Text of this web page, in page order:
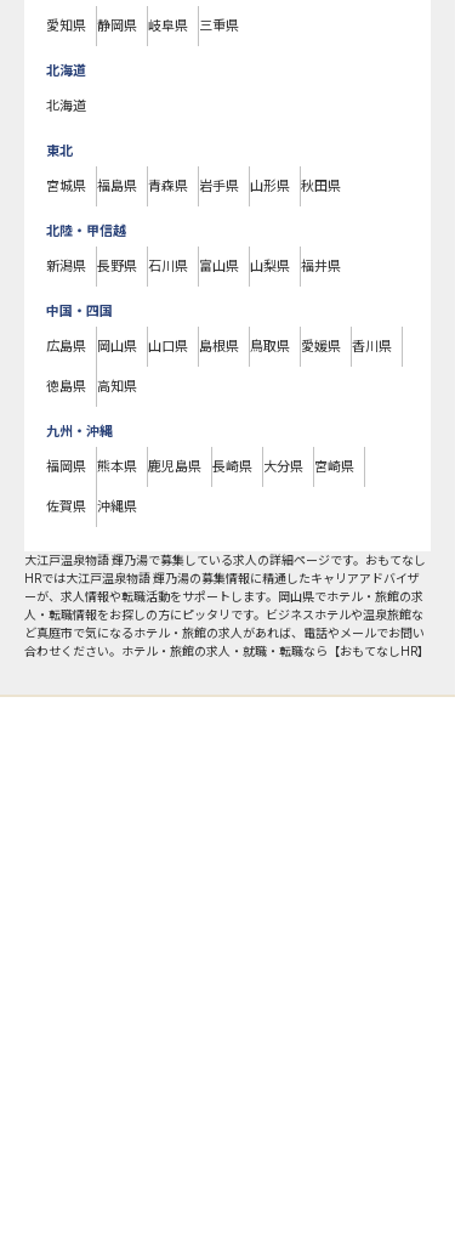
愛知県 静岡県 岐阜県 三重県
北海道
北海道
東北
宮城県 福島県 青森県 岩手県 山形県 秋田県
北陸・甲信越
新潟県 長野県 石川県 富山県 山梨県 福井県
中国・四国
広島県 岡山県 山口県 島根県 鳥取県 愛媛県 香川県
徳島県 高知県
九州・沖縄
福岡県 熊本県 鹿児島県 長崎県 大分県 宮崎県
佐賀県 沖縄県
大江戸温泉物語 輝乃湯で募集している求人の詳細ページです。おもてなし
HRでは大江戸温泉物語 輝乃湯の募集情報に精通したキャリアアドバイザ
ーが、求人情報や転職活動をサポートします。岡山県でホテル・旅館の求
人・転職情報をお探しの方にピッタリです。ビジネスホテルや温泉旅館な
ど真庭市で気になるホテル・旅館の求人があれば、電話やメールでお問い
合わせください。ホテル・旅館の求人・就職・転職なら【おもてなしHR】